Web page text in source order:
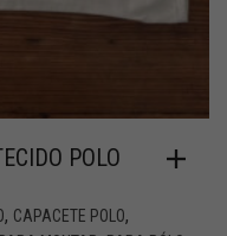
POLO
, CAPACETE POLO,